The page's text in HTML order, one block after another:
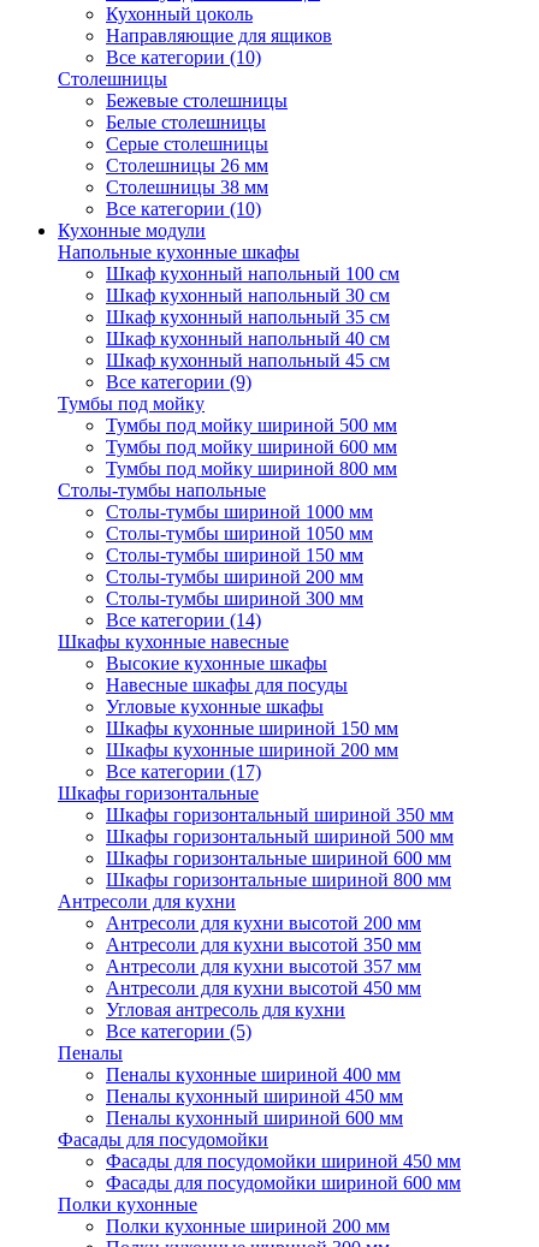
Кухонный цоколь
Направляющие для ящиков
Все категории (10)
Столешницы
Бежевые столешницы
Белые столешницы
Серые столешницы
Столешницы 26 мм
Столешницы 38 мм
Все категории (10)
Кухонные модули
Напольные кухонные шкафы
Шкаф кухонный напольный 100 см
Шкаф кухонный напольный 30 см
Шкаф кухонный напольный 35 см
Шкаф кухонный напольный 40 см
Шкаф кухонный напольный 45 см
Все категории (9)
Тумбы под мойку
Тумбы под мойку шириной 500 мм
Тумбы под мойку шириной 600 мм
Тумбы под мойку шириной 800 мм
Столы-тумбы напольные
Столы-тумбы шириной 1000 мм
Столы-тумбы шириной 1050 мм
Столы-тумбы шириной 150 мм
Столы-тумбы шириной 200 мм
Столы-тумбы шириной 300 мм
Все категории (14)
Шкафы кухонные навесные
Высокие кухонные шкафы
Навесные шкафы для посуды
Угловые кухонные шкафы
Шкафы кухонные шириной 150 мм
Шкафы кухонные шириной 200 мм
Все категории (17)
Шкафы горизонтальные
Шкафы горизонтальный шириной 350 мм
Шкафы горизонтальный шириной 500 мм
Шкафы горизонтальные шириной 600 мм
Шкафы горизонтальные шириной 800 мм
Антресоли для кухни
Антресоли для кухни высотой 200 мм
Антресоли для кухни высотой 350 мм
Антресоли для кухни высотой 357 мм
Антресоли для кухни высотой 450 мм
Угловая антресоль для кухни
Все категории (5)
Пеналы
Пеналы кухонные шириной 400 мм
Пеналы кухонный шириной 450 мм
Пеналы кухонный шириной 600 мм
Фасады для посудомойки
Фасады для посудомойки шириной 450 мм
Фасады для посудомойки шириной 600 мм
Полки кухонные
Полки кухонные шириной 200 мм